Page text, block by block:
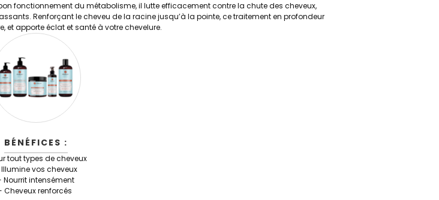
fonctionnement du métabolisme, il lutte efficacement contre la chute des cheveux,
Renforçant le cheveu de la racine jusqu’à la pointe, ce traitement en profondeur
et apporte éclat et santé à votre chevelure.
BÉNÉFICES :
tout types de cheveux
vos cheveux
Nourrit intensément
Cheveux renforcés